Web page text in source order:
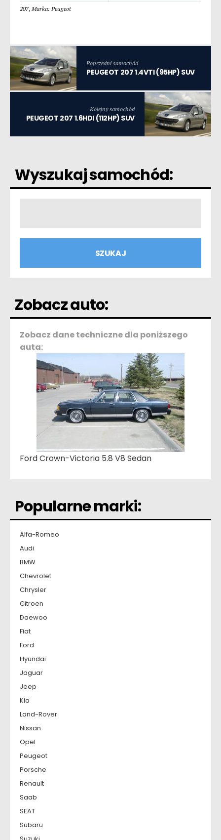
207, Marka: Peugeot
Poprzedni samochód
PEUGEOT 207 1.4VTI (95HP) SUV
Kolejny samochód
PEUGEOT 207 1.6HDI (112HP) SUV
Wyszukaj samochód:
Zobacz auto:
Zobacz dane techniczne dla poniższego
auta:
Ford Crown-Victoria 5.8 V8 Sedan
Popularne marki:
Alfa-Romeo
Audi
BMW
Chevrolet
Chrysler
Citroen
Daewoo
Fiat
Ford
Hyundai
Jaguar
Jeep
Kia
Land-Rover
Nissan
Opel
Peugeot
Porsche
Renault
Saab
SEAT
Subaru